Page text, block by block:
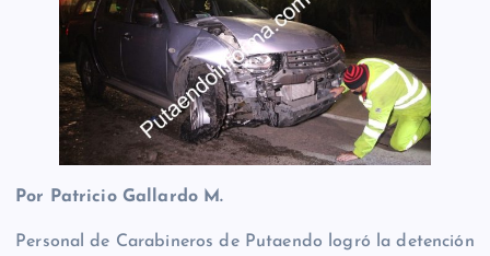
Por Patricio Gallardo M.
Personal de Carabineros de Putaendo logró la detención